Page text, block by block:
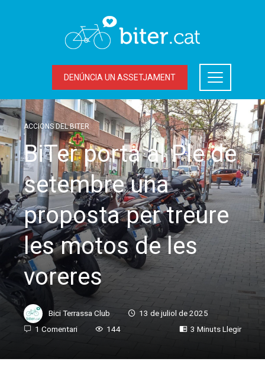
DENÚNCIA UN ASSETJAMENT
ACCIONS DEL BITER
BiTer porta al Ple de
setembre una
proposta per treure
les motos de les
voreres
Bici Terrassa Club
13 de juliol de 2025
1 Comentari
144 3 Minuts Llegir